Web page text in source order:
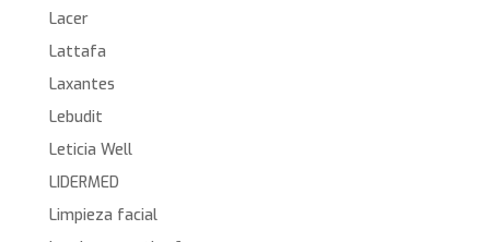
Lacer
Lattafa
Laxantes
Lebudit
Leticia Well
LIDERMED
Limpieza facial